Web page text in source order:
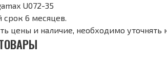
U072-35
срок 6 месяцев.
цены и наличие, необходимо уточнять